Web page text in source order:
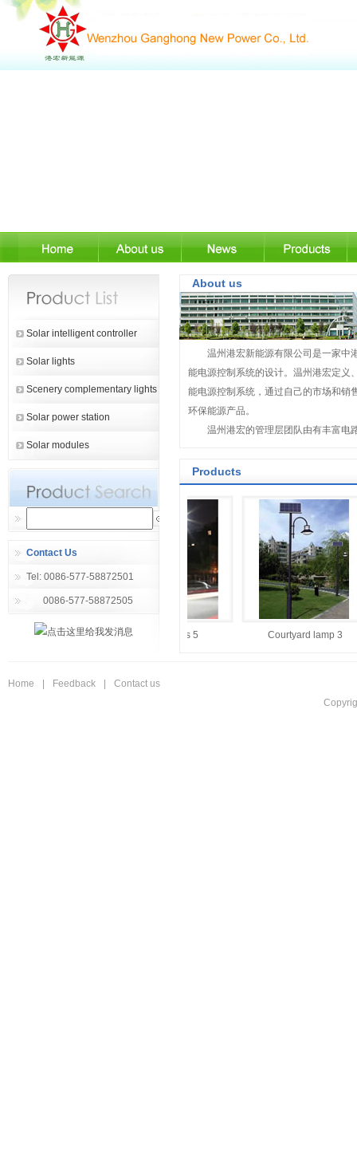
Solar intelligent controller
Solar lights
Scenery complementary lights
Solar power station
Solar modules
Contact Us
Tel: 0086-577-58872501
0086-577-58872505
About us
温州港宏新能源有限公司是一家中
能电源控制系统的设计。温州港宏定义
能电源控制系统，通过自己的市场和销
环保能源产品。
温州港宏的管理层团队由有丰富电
和硕士学位，具有雄厚的技术知识背景
理层团队具有丰富的管...
Products
Solar intelligent
Solar lights 5 Courtyard lamp 3
Home Feedback
Contact us